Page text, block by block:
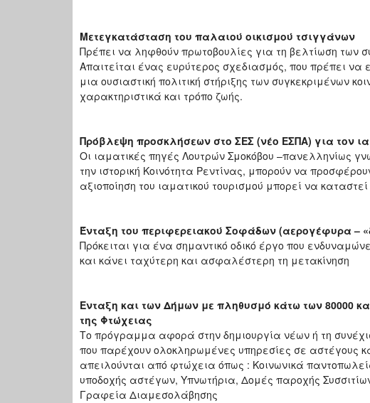
Μετεγκατάσταση του παλαιού οικισμού τσιγγάνων
Πρέπει να ληφθούν πρωτοβουλίες για τη βελτίωση των
Απαιτείται ένας ευρύτερος σχεδιασμός, που πρέπει να
μια ουσιαστική πολιτική στήριξης των συγκεκριμένων
χαρακτηριστικά και τρόπο ζωής.
Πρόβλεψη προσκλήσεων στο ΣΕΣ (νέο ΕΣΠΑ) για τον
Οι ιαματικές πηγές Λουτρών Σμοκόβου –πανελληνίως
την ιστορική Κοινότητα Ρεντίνας, μπορούν να
αξιοποίηση του ιαματικού τουρισμού μπορεί να
Ένταξη του περιφερειακού Σοφάδων (αερογέφυρα –
Πρόκειται για ένα σημαντικό οδικό έργο που
και κάνει ταχύτερη και ασφαλέστερη τη μετακίνηση
Ενταξη και των Δήμων με πληθυσμό κάτω των 80000
της Φτώχειας
Το πρόγραμμα αφορά στην δημιουργία νέων ή τη
που παρέχουν ολοκληρωμένες υπηρεσίες σε αστέγους
απειλούνται από φτώχεια όπως : Κοινωνικά
υποδοχής αστέγων, Υπνωτήρια, Δομές παροχής
Γραφεία Διαμεσολάβησης